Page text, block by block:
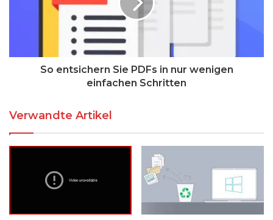
So entsichern Sie PDFs in nur wenigen
einfachen Schritten
Verwandte Artikel